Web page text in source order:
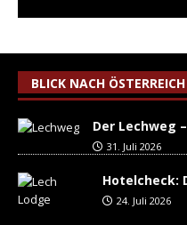
BLICK NACH ÖSTERREICH
Der Lechweg
31. Juli 2026
Hotelcheck:
24. Juli 2026